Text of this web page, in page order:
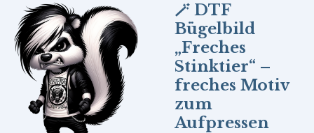
🪄 DTF
Bügelbild
„Freches
Stinktier“ –
freches Motiv
zum
Aufpressen